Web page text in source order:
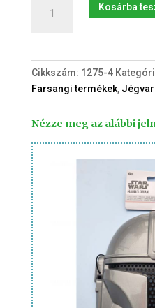
Anna
szett
2.
mennyiség
Kosárba
Cikkszám: 1275-4
Farsangi termékek,
Nézze meg az alábbi